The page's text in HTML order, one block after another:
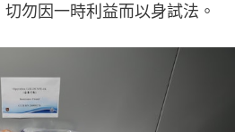
勿因一時利益而以身試法。